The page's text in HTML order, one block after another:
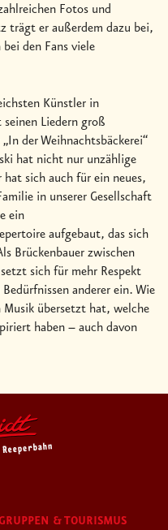
Fotos und
trägt er außerdem dazu bei,
den Fans viele
Künstler in
Liedern groß
der Weihnachtsbäckerei“
hat nicht nur unzählige
sich auch für ein neues,
in unserer Gesellschaft
ein
aufgebaut, das sich
Brückenbauer zwischen
sich für mehr Respekt
anderer ein. Wie
Musik übersetzt hat, welche
haben – auch davon
& TOURISMUS